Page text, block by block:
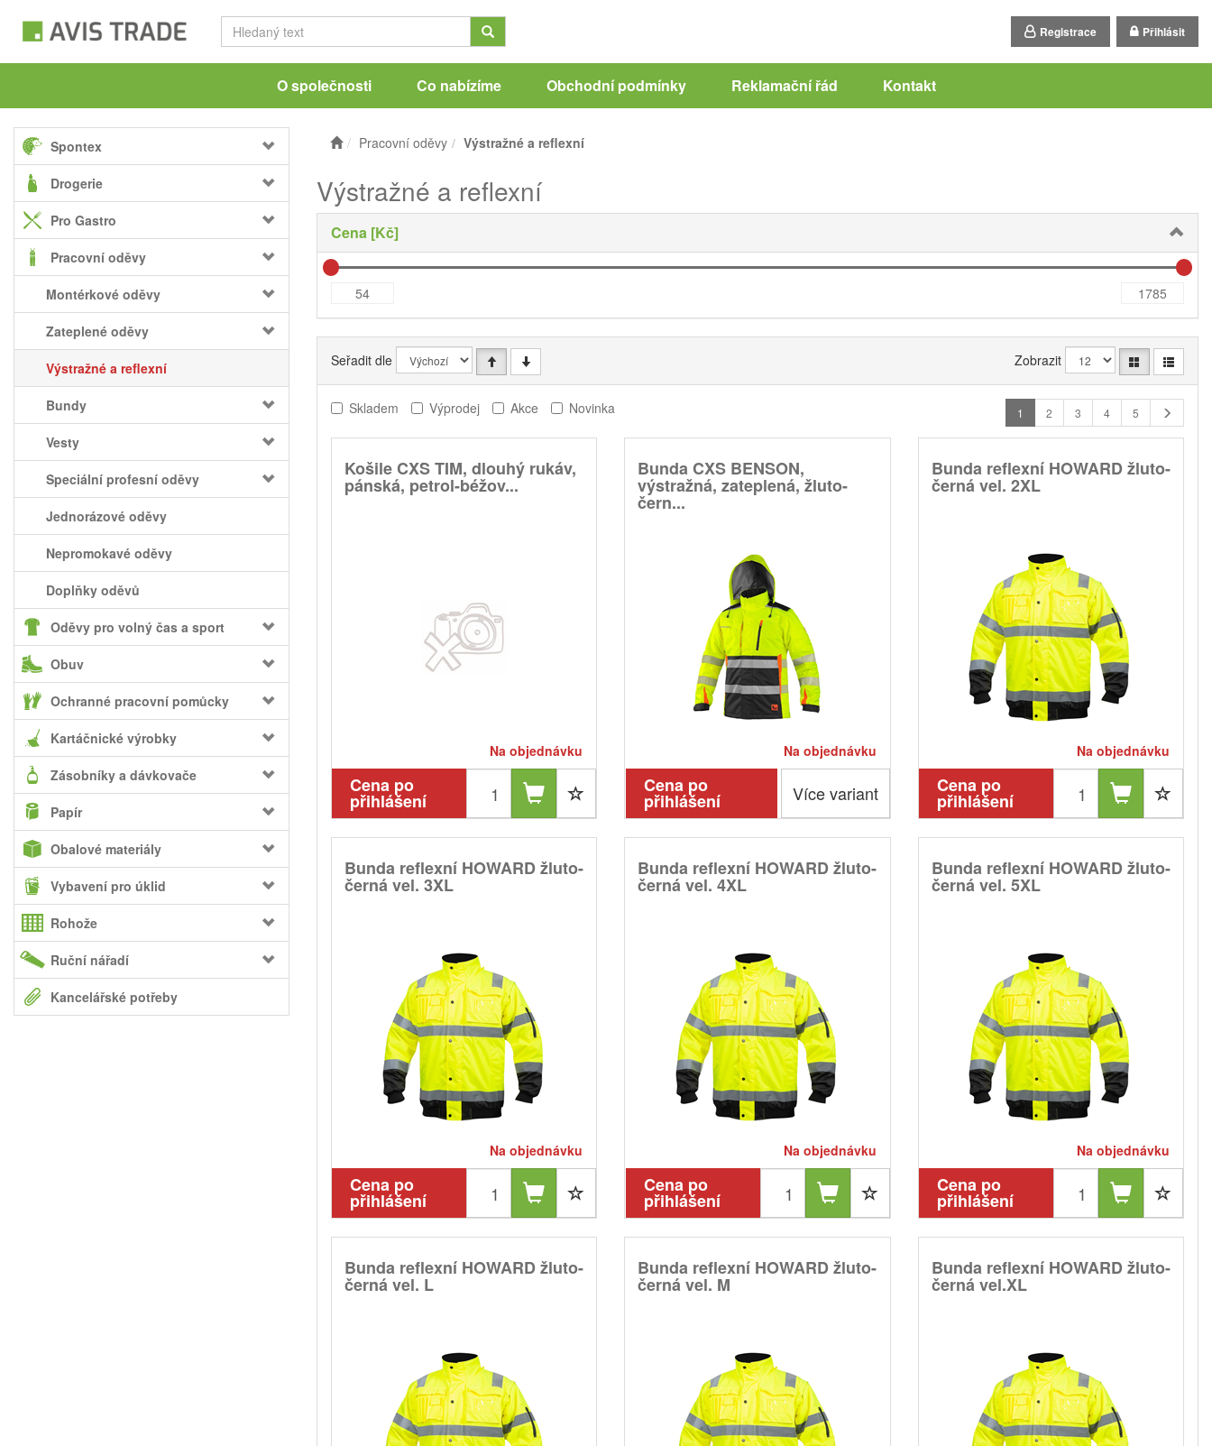
Registrace Přihlásit
O společnosti Co nabízíme Obchodní podmínky Reklamační řád Kontakt
Spontex
Drogerie
Pro Gastro
Pracovní oděvy
Montérkové oděvy
Zateplené oděvy
Výstražné a reflexní
Bundy
Vesty
Speciální profesní oděvy
Jednorázové oděvy
Nepromokavé oděvy
Doplňky oděvů
Oděvy pro volný čas a sport
Obuv
Ochranné pracovní pomůcky
Kartáčnické výrobky
Zásobníky a dávkovače
Papír
Obalové materiály
Vybavení pro úklid
Rohože
Ruční nářadí
Kancelářské potřeby
Pracovní oděvy Výstražné a reflexní
Výstražné a reflexní
Cena [Kč]
Seřadit dle Zobrazit
Skladem Výprodej Akce Novinka 1 2 3 4 5
Košile CXS TIM, dlouhý rukáv,
pánská, petrol-béžov...
Na objednávku
Cena po
přihlášení
Bunda CXS BENSON,
výstražná, zateplená, žluto-
čern...
Na objednávku
Cena po
přihlášení Více variant
Bunda reflexní HOWARD žluto-
černá vel. 2XL
Na objednávku
Cena po
přihlášení
Bunda reflexní HOWARD žluto-
černá vel. 3XL
Na objednávku
Cena po
přihlášení
Bunda reflexní HOWARD žluto-
černá vel. 4XL
Na objednávku
Cena po
přihlášení
Bunda reflexní HOWARD žluto-
černá vel. 5XL
Na objednávku
Cena po
přihlášení
Bunda reflexní HOWARD žluto-
černá vel. L
Bunda reflexní HOWARD žluto-
černá vel. M
Bunda reflexní HOWARD žluto-
černá vel.XL